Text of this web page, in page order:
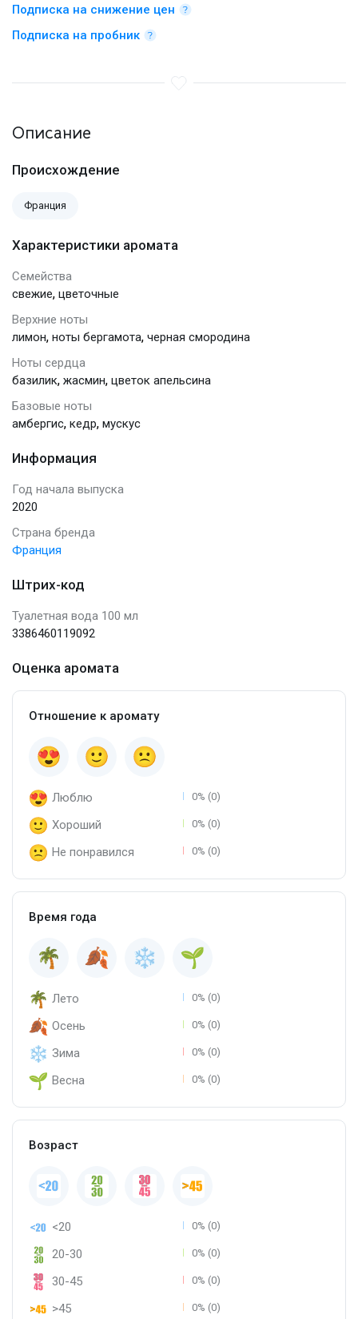
Подписка на снижение цен
Подписка на пробник
Описание
Происхождение
Франция
Характеристики аромата
Семейства
свежие, цветочные
Верхние ноты
лимон, ноты бергамота, черная смородина
Ноты сердца
базилик, жасмин, цветок апельсина
Базовые ноты
амбергис, кедр, мускус
Информация
Год начала выпуска
2020
Страна бренда
Франция
Штрих-код
Туалетная вода 100 мл
3386460119092
Оценка аромата
Отношение к аромату
Люблю 0% (0)
Хороший 0% (0)
Не понравился 0% (0)
Время года
Лето 0% (0)
Осень 0% (0)
Зима 0% (0)
Весна 0% (0)
Возраст
<20 0% (0)
20-30 0% (0)
30-45 0% (0)
>45 0% (0)